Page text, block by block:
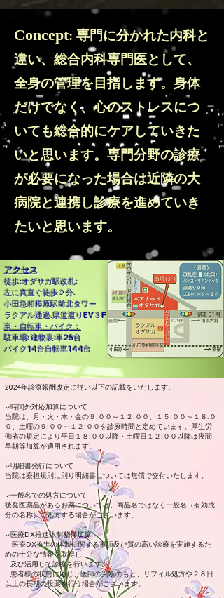
Concept: 専門に分かれた内科と
違い、総合内科専門医として、
全身の管理を目指します。身体
だけでなく、心のストレスにつ
いても総合的にケアしていきた
いと思います。専門分野の診療
が必要になった場合は近隣の大
病院と連携し診療を進めていき
たいと思います。
​アクセス
徒歩:オダサガ駅改札:
左に真直ぐ徒歩２分.
小田急相模原駅前北タワー
ラクアル通過.県道渡りEV３F
車・自転車・バイク：
駐車場: 建物裏:車25台
バイク14台自転車144台
2024年診療報酬改定に従い以下の記載をいたします。
▼時間外対応加算について
当院は、月・火・木・金の９:００～１２:００、１５:００～１８:０
０、土曜の９:００～１２:００を診療時間と定めています。厚生労
働省の規定により平日１８:００以降・土曜日１２:００以降は夜間
早朝等加算が適用されます。
▼明細書発行について
当院は療担規則に則り明細書については無償で交付いたします。
▼一般名での処方について
後発医薬品があるお薬については、商品名ではなく一般名（有効成
分の名称）で処方する場合がございます。
▼医療DX推進体制整備加算
医療DX推進の体制に関する事項及び質の高い診療を実施するた
めの十分な情報を取得し、
及び活用して診療を行います。
患者様の状態に応じ、医師の判断のもと、リフィル処方や２８日
以上の長期の投薬を行う場合がございます。